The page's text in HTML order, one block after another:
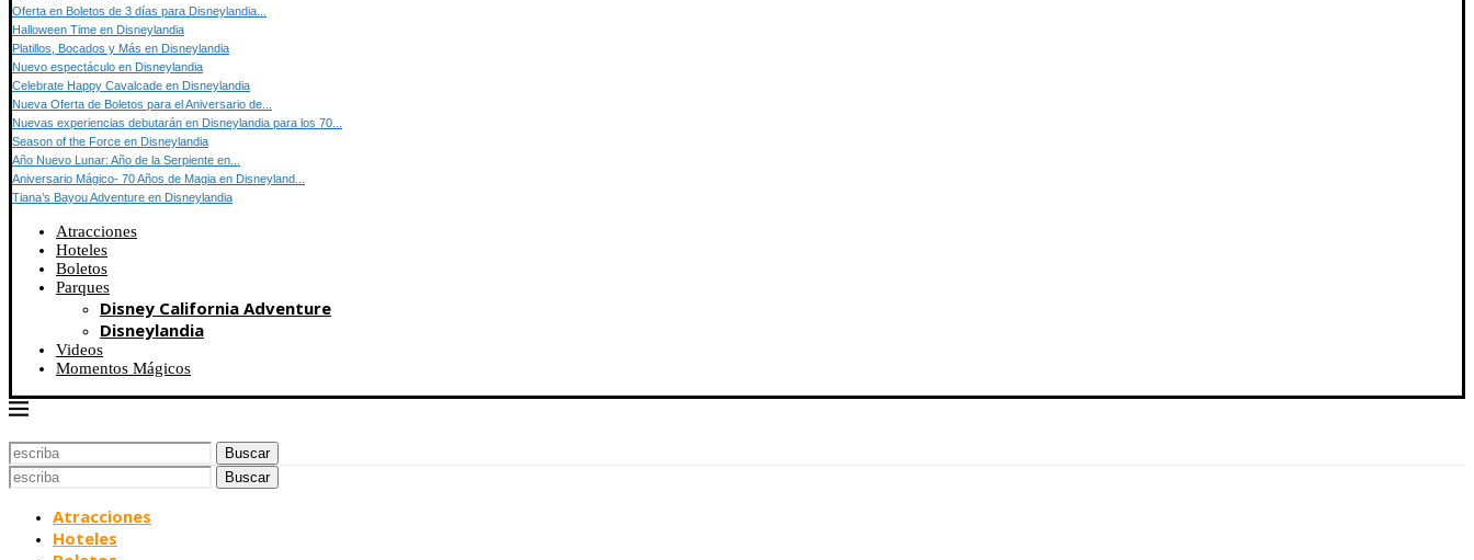
Oferta en Boletos de 3 días para Disneylandia...
Halloween Time en Disneylandia
Platillos, Bocados y Más en Disneylandia
Nuevo espectáculo en Disneylandia
Celebrate Happy Cavalcade en Disneylandia
Nueva Oferta de Boletos para el Aniversario de...
Nuevas experiencias debutarán en Disneylandia para los 70...
Season of the Force en Disneylandia
Año Nuevo Lunar: Año de la Serpiente en...
Aniversario Mágico- 70 Años de Magia en Disneyland...
Tiana’s Bayou Adventure en Disneylandia
Atracciones
Hoteles
Boletos
Parques
Disney California Adventure
Disneylandia
Videos
Momentos Mágicos
Buscar
Buscar
Atracciones
Hoteles